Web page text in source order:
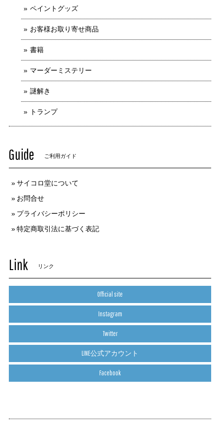
ペイントグッズ
お客様お取り寄せ商品
書籍
マーダーミステリー
謎解き
トランプ
Guide ご利用ガイド
サイコロ堂について
お問合せ
プライバシーポリシー
特定商取引法に基づく表記
Link リンク
Official site
Instagram
Twitter
LINE公式アカウント
Facebook